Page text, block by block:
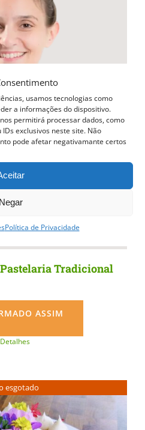
usamos tecnologias como
a informações do dispositivo.
permitirá processar dados, como
exclusivos neste site. Não
pode afetar negativamante certos
Negar
Política de Privacidade
Tradicional
ASSIM
Detalhes
esgotado